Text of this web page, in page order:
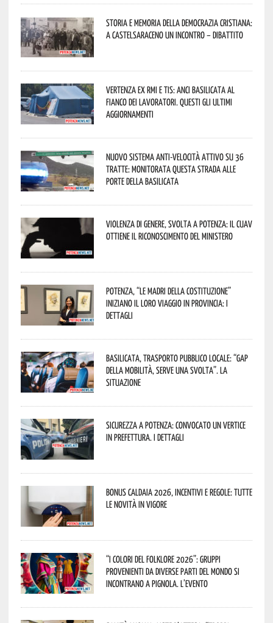
Storia e memoria della Democrazia Cristiana:
a Castelsaraceno un incontro – dibattito
Vertenza ex RMI e TIS: ANCI Basilicata al
fianco dei lavoratori. Questi gli ultimi
aggiornamenti
Nuovo sistema anti-velocità attivo su 36
tratte: monitorata questa strada alle
porte della Basilicata
Violenza di genere, svolta a Potenza: il CUAV
ottiene il riconoscimento del Ministero
Potenza, “Le Madri della Costituzione”
iniziano il loro viaggio in provincia: i
dettagli
Basilicata, trasporto pubblico locale: “Gap
della mobilità, serve una svolta”. La
situazione
Sicurezza a Potenza: convocato un vertice
in Prefettura. I dettagli
Bonus caldaia 2026, incentivi e regole: tutte
le novità in vigore
“I Colori del Folklore 2026”: gruppi
provenienti da diverse parti del mondo si
incontrano a Pignola. L’evento